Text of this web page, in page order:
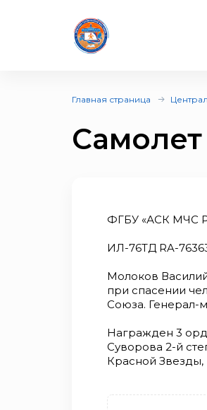
Главная страница
ФГБУ «АСК МЧС
ИЛ-76ТД RA-
Молоков
при спасении
Союза. Генерал-
Награжден 3
Суворова 2-й
Красной